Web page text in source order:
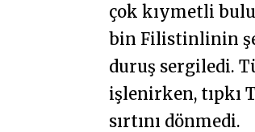
çok kıymetli
bin Filistinlinin
duruş sergiledi.
işlenirken, tıpkı
sırtını dönmedi.